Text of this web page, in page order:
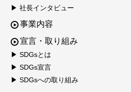
▶ 社長インタビュー
事業内容
宣言・取り組み
▶ SDGsとは
▶ SDGs宣言
▶ SDGsへの取り組み